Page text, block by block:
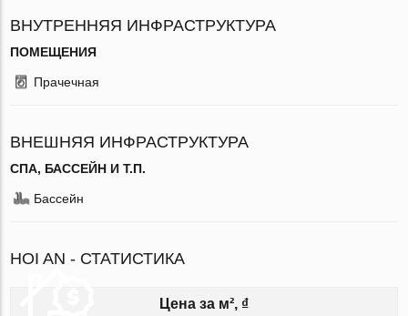
ВНУТРЕННЯЯ ИНФРАСТРУКТУРА
ПОМЕЩЕНИЯ
Прачечная
ВНЕШНЯЯ ИНФРАСТРУКТУРА
СПА, БАССЕЙН И Т.П.
Бассейн
HOI AN - СТАТИСТИКА
Цена за м², ₫